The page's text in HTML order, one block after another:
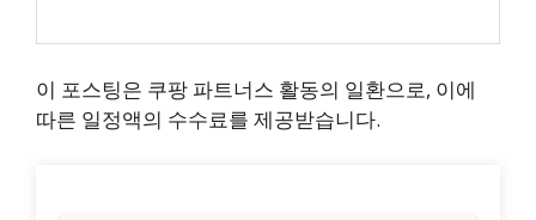
이 포스팅은 쿠팡 파트너스 활동의 일환으로, 이에
따른 일정액의 수수료를 제공받습니다.